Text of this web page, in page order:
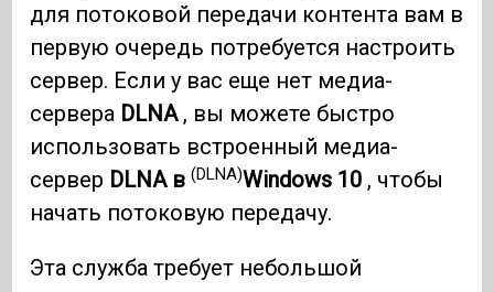
для потоковой передачи контента вам в
первую очередь потребуется настроить
сервер. Если у вас еще нет медиа-
сервера DLNA, вы можете быстро
использовать встроенный медиа-
сервер DLNA в(DLNA)Windows 10 , чтобы
начать потоковую передачу.
Эта служба требует небольшой